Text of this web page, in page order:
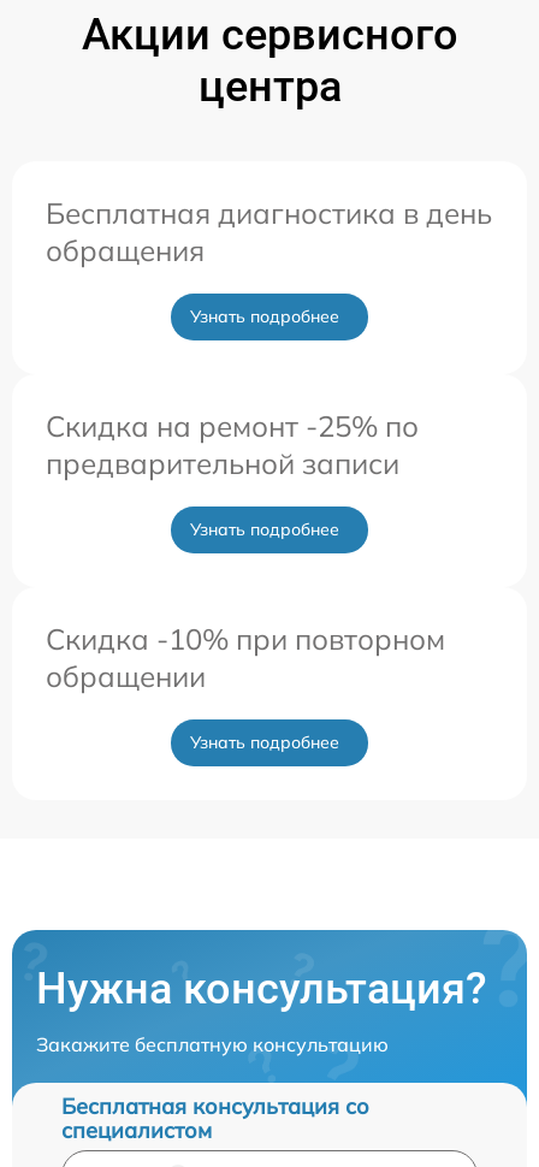
Акции сервисного
центра
Бесплатная диагностика в день
обращения
Узнать подробнее
Скидка на ремонт -25% по
предварительной записи
Узнать подробнее
Скидка -10% при повторном
обращении
Узнать подробнее
Нужна консультация?
Закажите бесплатную консультацию
Бесплатная консультация со
специалистом